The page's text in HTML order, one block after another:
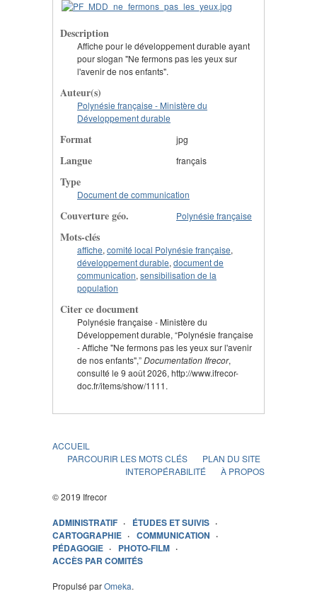
Description
Affiche pour le développement durable ayant
pour slogan "Ne fermons pas les yeux sur
l'avenir de nos enfants".
Auteur(s)
Polynésie française - Ministère du
Développement durable
Format jpg
Langue français
Type
Document de communication
Couverture géo. Polynésie française
Mots-clés
affiche, comité local Polynésie française,
développement durable, document de
communication, sensibilisation de la
population
Citer ce document
Polynésie française - Ministère du
Développement durable, “Polynésie française
- Affiche "Ne fermons pas les yeux sur l'avenir
de nos enfants",”Documentation Ifrecor,
consulté le 9 août 2026, http://www.ifrecor-
doc.fr/items/show/1111.
ACCUEIL
PARCOURIR LES MOTS CLÉS
PLAN DU SITE
INTEROPÉRABILITÉ
À PROPOS
© 2019 Ifrecor
ADMINISTRATIF
ÉTUDES ET SUIVIS
CARTOGRAPHIE
COMMUNICATION
PÉDAGOGIE
PHOTO-FILM
ACCÈS PAR COMITÉS
Propulsé parOmeka.